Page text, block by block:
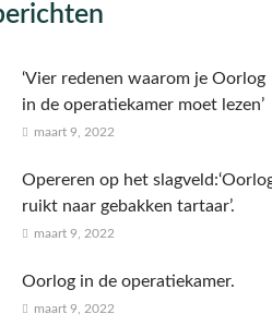
‘Vier redenen waarom je Oorlog
in de operatiekamer moet lezen’
maart 9, 2022
Opereren op het
ruikt naar gebakken tartaar’.
maart 9, 2022
Oorlog in de operatiekamer.
maart 9, 2022